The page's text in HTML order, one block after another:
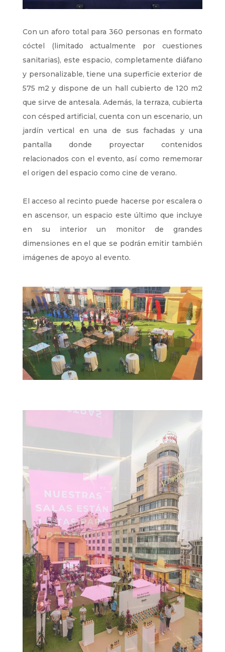
Con un aforo total para 360 personas en formato
cóctel (limitado actualmente por cuestiones
sanitarias), este espacio, completamente diáfano
y personalizable, tiene una superficie exterior de
575 m2 y dispone de un hall cubierto de 120 m2
que sirve de antesala. Además, la terraza, cubierta
con césped artificial, cuenta con un escenario, un
jardín vertical en una de sus fachadas y una
pantalla donde proyectar contenidos
relacionados con el evento, así como rememorar
el origen del espacio como cine de verano.
El acceso al recinto puede hacerse por escalera o
en ascensor, un espacio este último que incluye
en su interior un monitor de grandes
dimensiones en el que se podrán emitir también
imágenes de apoyo al evento.